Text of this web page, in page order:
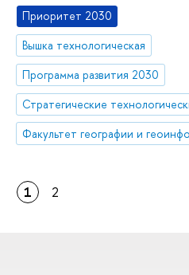
Приоритет 2030
Вышка технологическая
Программа развития 2030
1 2